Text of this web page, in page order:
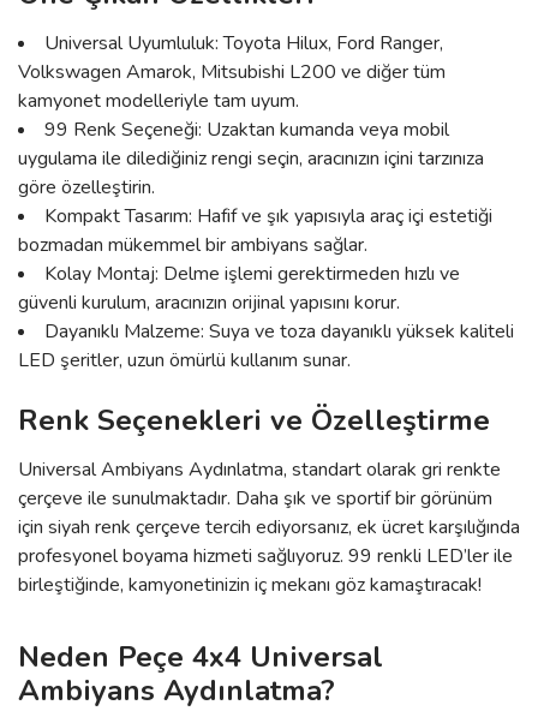
Universal Uyumluluk: Toyota Hilux, Ford Ranger,
Volkswagen Amarok, Mitsubishi L200 ve diğer tüm
kamyonet modelleriyle tam uyum.
99 Renk Seçeneği: Uzaktan kumanda veya mobil
uygulama ile dilediğiniz rengi seçin, aracınızın içini tarzınıza
göre özelleştirin.
Kompakt Tasarım: Hafif ve şık yapısıyla araç içi estetiği
bozmadan mükemmel bir ambiyans sağlar.
Kolay Montaj: Delme işlemi gerektirmeden hızlı ve
güvenli kurulum, aracınızın orijinal yapısını korur.
Dayanıklı Malzeme: Suya ve toza dayanıklı yüksek kaliteli
LED şeritler, uzun ömürlü kullanım sunar.
Renk Seçenekleri ve Özelleştirme
Universal Ambiyans Aydınlatma, standart olarak gri renkte
çerçeve ile sunulmaktadır. Daha şık ve sportif bir görünüm
için siyah renk çerçeve tercih ediyorsanız, ek ücret karşılığında
profesyonel boyama hizmeti sağlıyoruz. 99 renkli LED’ler ile
birleştiğinde, kamyonetinizin iç mekanı göz kamaştıracak!
Neden Peçe 4x4 Universal
Ambiyans Aydınlatma?